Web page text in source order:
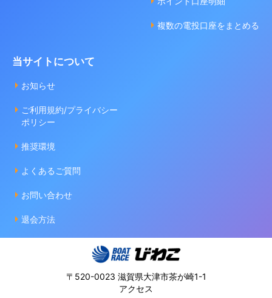
複数の電投口座をまとめる
当サイトについて
お知らせ
ご利用規約/プライバシー
ポリシー
推奨環境
よくあるご質問
お問い合わせ
退会方法
〒520-0023 滋賀県大津市茶が崎1-1
アクセス